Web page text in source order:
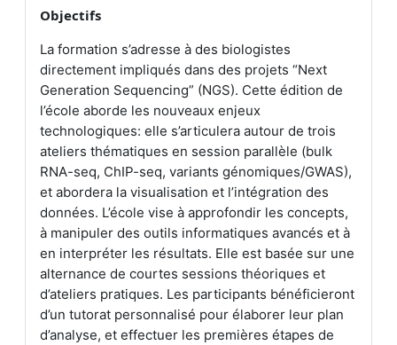
Objectifs
La formation s’adresse à des biologistes
directement impliqués dans des projets “Next
Generation Sequencing” (NGS). Cette édition de
l’école aborde les nouveaux enjeux
technologiques: elle s’articulera autour de trois
ateliers thématiques en session parallèle (bulk
RNA-seq, ChIP-seq, variants génomiques/GWAS),
et abordera la visualisation et l’intégration des
données. L’école vise à approfondir les concepts,
à manipuler des outils informatiques avancés et à
en interpréter les résultats. Elle est basée sur une
alternance de courtes sessions théoriques et
d’ateliers pratiques. Les participants bénéficieront
d’un tutorat personnalisé pour élaborer leur plan
d’analyse, et effectuer les premières étapes de